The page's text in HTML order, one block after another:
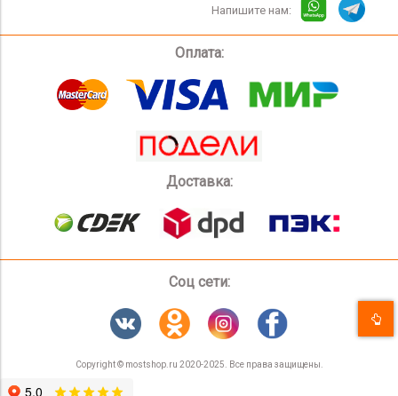
Напишите нам:
Оплата:
Доставка:
Соц сети:
Copyright © mostshop.ru 2020-2025. Все права защищены.